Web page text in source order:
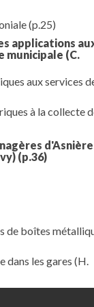
(p.25)
applications
(C.
aux services
à la collecte
(p.36)
de boîtes
dans les gares (H.
la C. G. T. à